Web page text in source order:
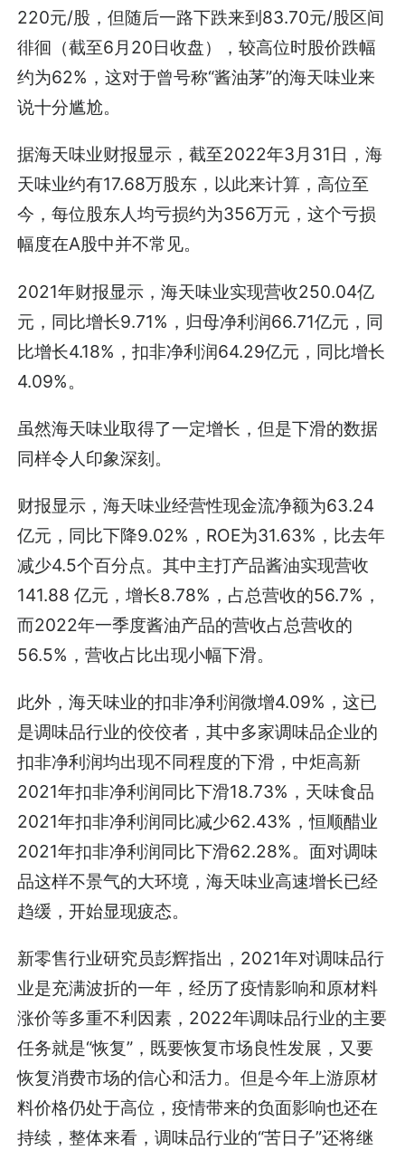
220元/股，但随后一路下跌来到83.70元/股区间
徘徊（截至6月20日收盘），较高位时股价跌幅
约为62%，这对于曾号称“酱油茅”的海天味业来
说十分尴尬。
据海天味业财报显示，截至2022年3月31日，海
天味业约有17.68万股东，以此来计算，高位至
今，每位股东人均亏损约为356万元，这个亏损
幅度在A股中并不常见。
2021年财报显示，海天味业实现营收250.04亿
元，同比增长9.71%，归母净利润66.71亿元，同
比增长4.18%，扣非净利润64.29亿元，同比增长
4.09%。
虽然海天味业取得了一定增长，但是下滑的数据
同样令人印象深刻。
财报显示，海天味业经营性现金流净额为63.24
亿元，同比下降9.02%，ROE为31.63%，比去年
减少4.5个百分点。其中主打产品酱油实现营收
141.88 亿元，增长8.78%，占总营收的56.7%，
而2022年一季度酱油产品的营收占总营收的
56.5%，营收占比出现小幅下滑。
此外，海天味业的扣非净利润微增4.09%，这已
是调味品行业的佼佼者，其中多家调味品企业的
扣非净利润均出现不同程度的下滑，中炬高新
2021年扣非净利润同比下滑18.73%，天味食品
2021年扣非净利润同比减少62.43%，恒顺醋业
2021年扣非净利润同比下滑62.28%。面对调味
品这样不景气的大环境，海天味业高速增长已经
趋缓，开始显现疲态。
新零售行业研究员彭辉指出，2021年对调味品行
业是充满波折的一年，经历了疫情影响和原材料
涨价等多重不利因素，2022年调味品行业的主要
任务就是“恢复”，既要恢复市场良性发展，又要
恢复消费市场的信心和活力。但是今年上游原材
料价格仍处于高位，疫情带来的负面影响也还在
持续，整体来看，调味品行业的“苦日子”还将继